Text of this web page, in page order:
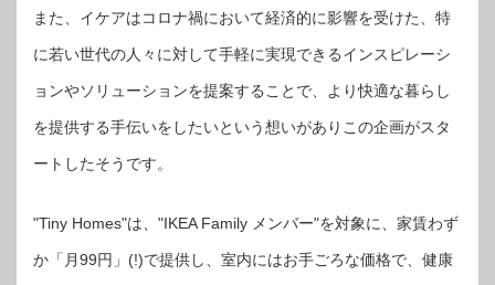
また、イケアはコロナ禍において経済的に影響を受けた、特
に若い世代の人々に対して手軽に実現できるインスピレーシ
ョンやソリューションを提案することで、より快適な暮らし
を提供する手伝いをしたいという想いがありこの企画がスタ
ートしたそうです。
"Tiny Homes"は、"IKEA Family メンバー"を対象に、家賃わず
か「月99円」(!)で提供し、室内にはお手ごろな価格で、健康